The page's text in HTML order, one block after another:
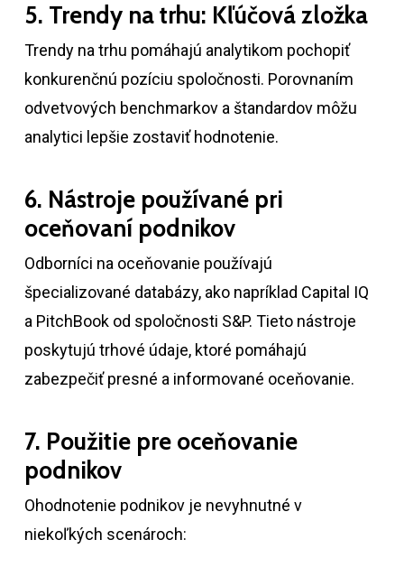
5. Trendy na trhu: Kľúčová zložka
Trendy na trhu pomáhajú analytikom pochopiť
konkurenčnú pozíciu spoločnosti. Porovnaním
odvetvových benchmarkov a štandardov môžu
analytici lepšie zostaviť hodnotenie.
6. Nástroje používané pri
oceňovaní podnikov
Odborníci na oceňovanie používajú
špecializované databázy, ako napríklad Capital IQ
a PitchBook od spoločnosti S&P. Tieto nástroje
poskytujú trhové údaje, ktoré pomáhajú
zabezpečiť presné a informované oceňovanie.
7. Použitie pre oceňovanie
podnikov
Ohodnotenie podnikov je nevyhnutné v
niekoľkých scenároch: